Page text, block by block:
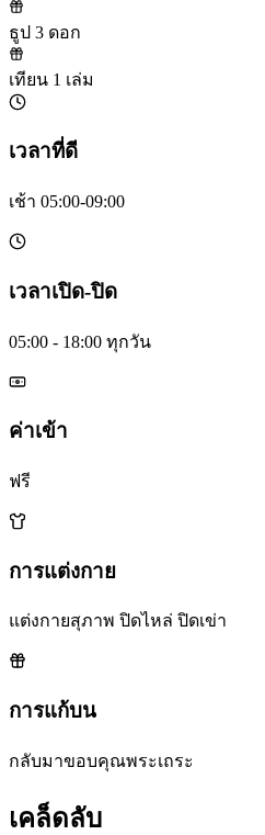
ธูป 3 ดอก
เทียน 1 เล่ม
เวลาที่ดี
เช้า 05:00-09:00
เวลาเปิด-ปิด
05:00 - 18:00 ทุกวัน
ค่าเข้า
ฟรี
การแต่งกาย
แต่งกายสุภาพ ปิดไหล่ ปิดเข่า
การแก้บน
กลับมาขอบคุณพระเถระ
เคล็ดลับ